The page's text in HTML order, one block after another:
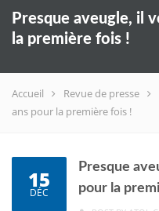
Presque aveugle, il
la première fois !
Accueil Revue de presse
ans pour la première fois !
15
DÉC
Presque
pour la